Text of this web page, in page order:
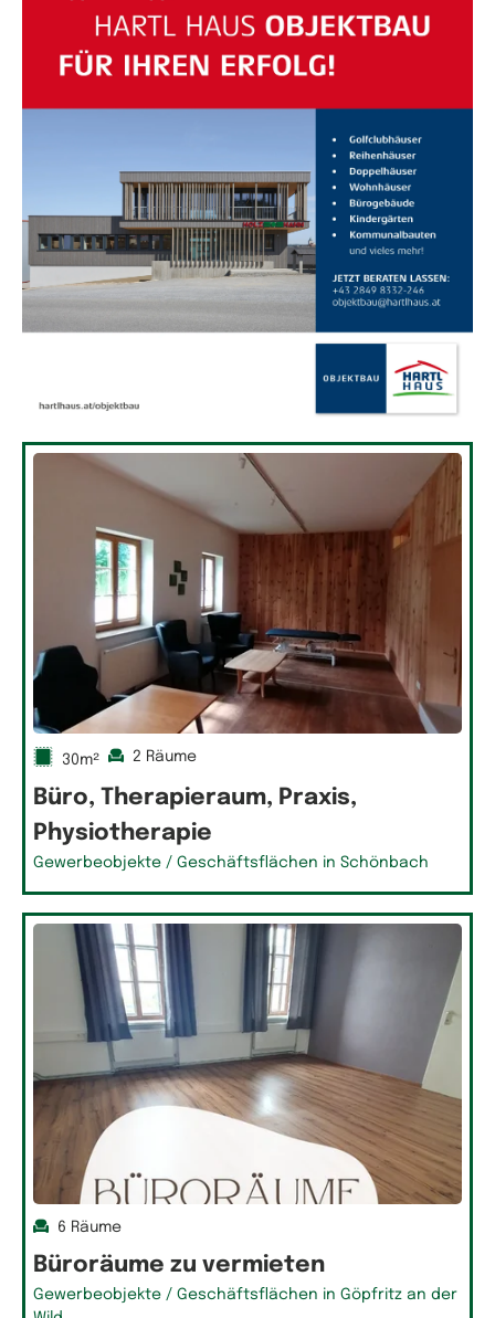
30m² 2 Räume
Büro, Therapieraum, Praxis,
Physiotherapie
Gewerbeobjekte / Geschäftsflächen in Schönbach
6 Räume
Büroräume zu vermieten
Gewerbeobjekte / Geschäftsflächen in Göpfritz an der